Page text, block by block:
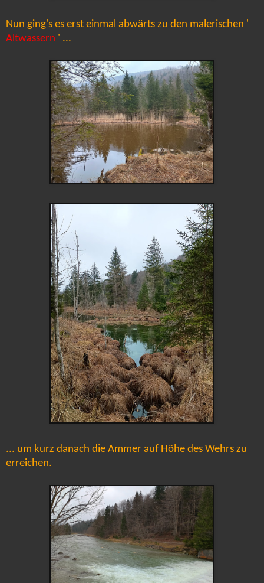
Nun ging's es erst einmal abwärts zu den malerischen '
Altwassern ' ...
... um kurz danach die Ammer auf Höhe des Wehrs zu
erreichen.